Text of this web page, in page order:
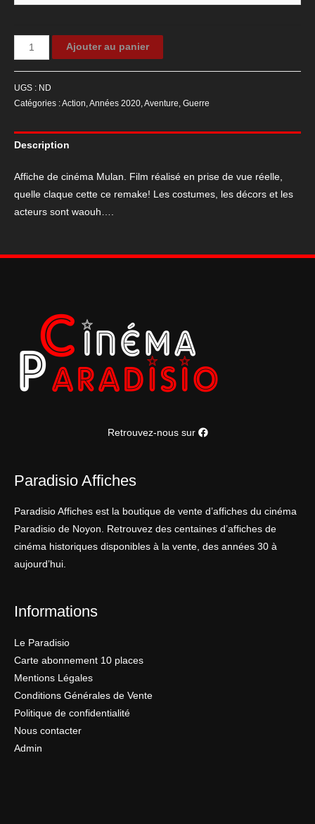
quantité
de
Mulan
Ajouter au panier
UGS : ND
Catégories :Action,Années 2020,Aventure, Guerre
Description
Affiche de cinéma Mulan. Film réalisé en prise de vue réelle,
quelle claque cette ce remake! Les costumes, les décors et les
acteurs sont waouh….
Retrouvez-nous sur
Paradisio Affiches
Paradisio Affiches est la boutique de vente d’affiches du cinéma
Paradisio de Noyon. Retrouvez des centaines d’affiches de
cinéma historiques disponibles à la vente, des années 30 à
aujourd’hui.
Informations
Le Paradisio
Carte abonnement 10 places
Mentions Légales
Conditions Générales de Vente
Politique de confidentialité
Nous contacter
Admin